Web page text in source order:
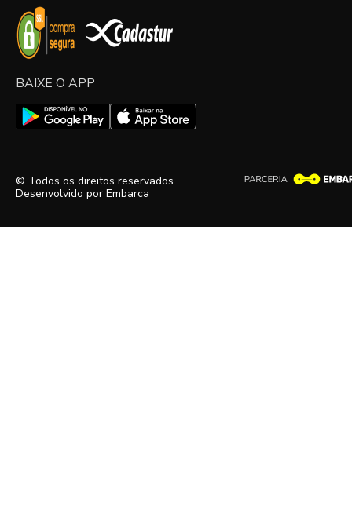
BAIXE O APP
© Todos os direitos reservados.
Desenvolvido por Embarca